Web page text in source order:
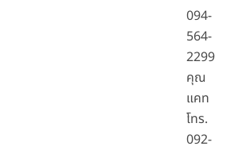
094-
564-
2299
คุณ
แคท
โทร.
092-